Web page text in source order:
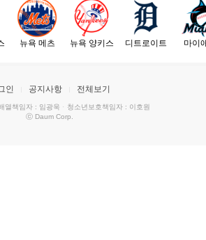
뉴욕 메츠 뉴욕 양키스 디트로이트 마이
인 공지사항 전체보기
열책임자 : 임광욱 · 청소년보호책임자 : 이호원
ⓒ Daum Corp.